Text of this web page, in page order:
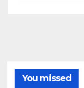
You missed